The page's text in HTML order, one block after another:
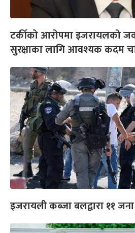
टर्कीको आरोपमा इजरायलको
सुरक्षाका लागि आवश्यक कदम
इजरायली कब्जा बलद्वारा ११ जना